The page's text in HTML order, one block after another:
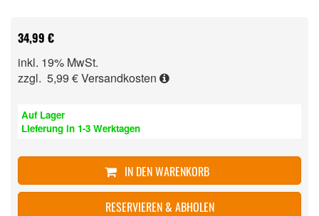
34,99 €
inkl. 19% MwSt.
zzgl. 5,99 €Versandkosten
Auf Lager
Lieferung in 1-3 Werktagen
IN DEN WARENKORB
RESERVIEREN & ABHOLEN